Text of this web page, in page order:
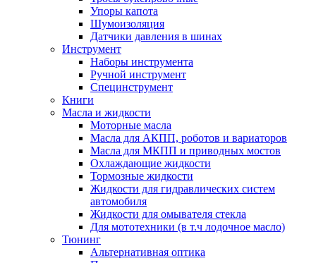
Упоры капота
Шумоизоляция
Датчики давления в шинах
Инструмент
Наборы инструмента
Ручной инструмент
Специнструмент
Книги
Масла и жидкости
Моторные масла
Масла для АКПП, роботов и вариаторов
Масла для МКПП и приводных мостов
Охлаждающие жидкости
Тормозные жидкости
Жидкости для гидравлических систем
автомобиля
Жидкости для омывателя стекла
Для мототехники (в т.ч лодочное масло)
Тюнинг
Альтернативная оптика